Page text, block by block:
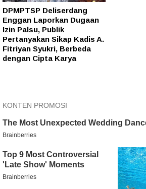
DPMPTSP Deliserdang
Enggan Laporkan Dugaan
Izin Palsu, Publik
Pertanyakan Sikap Kadis A.
Fitriyan Syukri, Berbeda
dengan Cipta Karya